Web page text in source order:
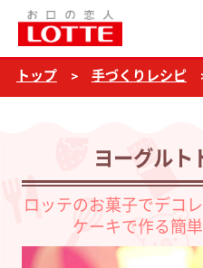
ヨ
ー
グ
ド
トップ 手づくりレシピ
ヨーグルト
ロッテのお菓子でデコ
ケーキで作る簡